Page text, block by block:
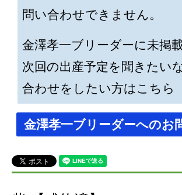
問い合わせできません。
金澤孝一ブリーダーに未掲
次回の出産予定を聞きたい
合わせをしたい方はこちら
金澤孝一ブリーダーへのお